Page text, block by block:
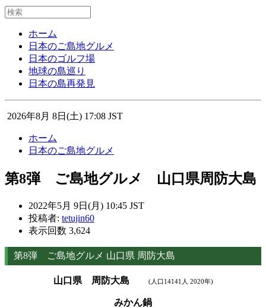
ホーム
日本のご島地グルメ
日本のゴルフ場
地球の島巡り
日本の島再発見
2026年8月 8日(土) 17:08 JST
ホーム
日本のご島地グルメ
第8弾 ご島地グルメ 山口県周防大島
2022年5月 9日(月) 10:45 JST
投稿者: tetujin60
表示回数 3,624
第8弾 ご島地グルメ 山口県 周防大島
山口県 周防大島 (人口14141人 2020年)
みかん鍋